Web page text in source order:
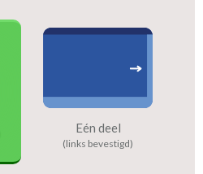
Eén deel
(links bevestigd)